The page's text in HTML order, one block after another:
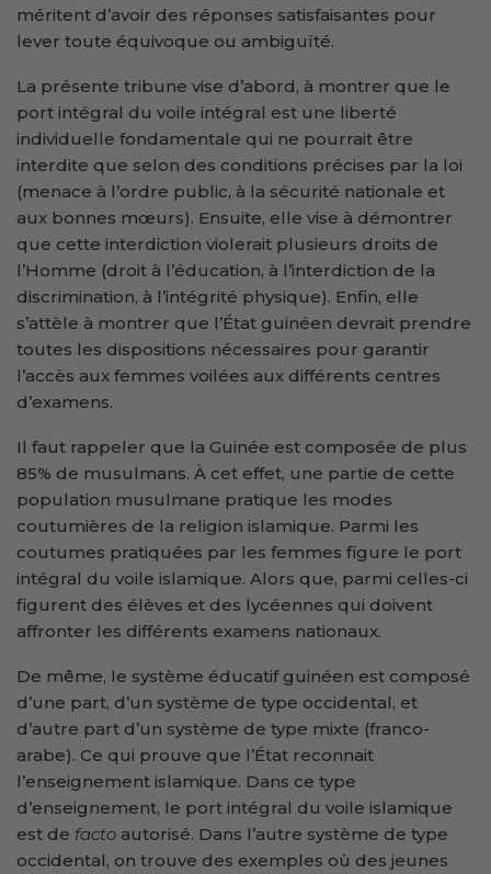
méritent d’avoir des réponses satisfaisantes pour
lever toute équivoque ou ambiguïté.
La présente tribune vise d’abord, à montrer que le
port intégral du voile intégral est une liberté
individuelle fondamentale qui ne pourrait être
interdite que selon des conditions précises par la loi
(menace à l’ordre public, à la sécurité nationale et
aux bonnes mœurs). Ensuite, elle vise à démontrer
que cette interdiction violerait plusieurs droits de
l’Homme (droit à l’éducation, à l’interdiction de la
discrimination, à l’intégrité physique). Enfin, elle
s’attèle à montrer que l’État guinéen devrait prendre
toutes les dispositions nécessaires pour garantir
l’accès aux femmes voilées aux différents centres
d’examens.
Il faut rappeler que la Guinée est composée de plus
85% de musulmans. À cet effet, une partie de cette
population musulmane pratique les modes
coutumières de la religion islamique. Parmi les
coutumes pratiquées par les femmes figure le port
intégral du voile islamique. Alors que, parmi celles-ci
figurent des élèves et des lycéennes qui doivent
affronter les différents examens nationaux.
De même, le système éducatif guinéen est composé
d’une part, d’un système de type occidental, et
d’autre part d’un système de type mixte (franco-
arabe). Ce qui prouve que l’État reconnait
l’enseignement islamique. Dans ce type
d’enseignement, le port intégral du voile islamique
est de facto autorisé. Dans l’autre système de type
occidental, on trouve des exemples où des jeunes